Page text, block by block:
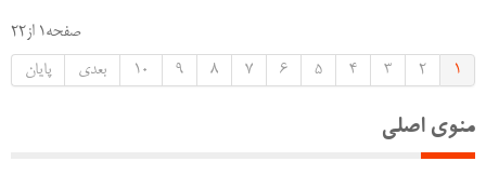
صفحه1 از22
1
2
3
4
5
6
7
8
9
10 بعدی پایان
منوی اصلی